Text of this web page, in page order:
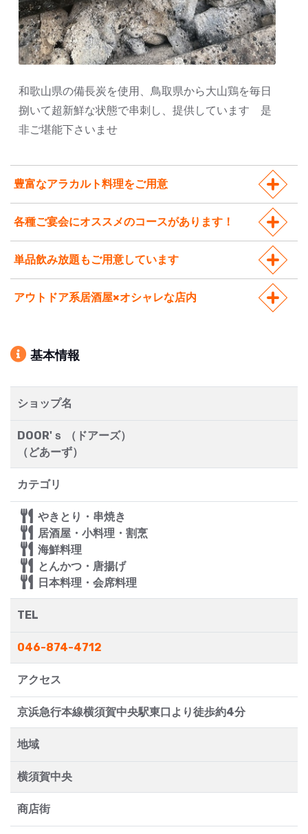
和歌山県の備長炭を使用、鳥取県から大山鶏を毎日
捌いて超新鮮な状態で串刺し、提供しています 是
非ご堪能下さいませ
豊富なアラカルト料理をご用意
各種ご宴会にオススメのコースがあります！
単品飲み放題もご用意しています
アウトドア系居酒屋×オシャレな店内
基本情報
ショップ名
DOOR'ｓ （ドアーズ）
（どあーず）
カテゴリ
やきとり・串焼き
居酒屋・小料理・割烹
海鮮料理
とんかつ・唐揚げ
日本料理・会席料理
TEL
046-874-4712
アクセス
京浜急行本線横須賀中央駅東口より徒歩約4分
地域
横須賀中央
商店街